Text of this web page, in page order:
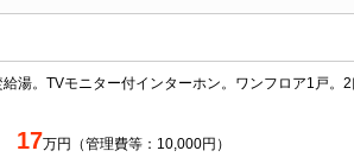
17万円（管理費等：10,000円）